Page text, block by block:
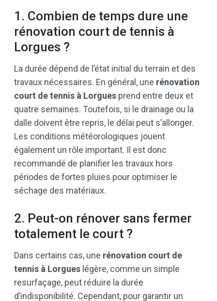
1. Combien de temps dure une
rénovation court de tennis à
Lorgues ?
La durée dépend de l’état initial du terrain et des
travaux nécessaires. En général, une rénovation
court de tennis à Lorgues prend entre deux et
quatre semaines. Toutefois, si le drainage ou la
dalle doivent être repris, le délai peut s’allonger.
Les conditions météorologiques jouent
également un rôle important. Il est donc
recommandé de planifier les travaux hors
périodes de fortes pluies pour optimiser le
séchage des matériaux.
2. Peut-on rénover sans fermer
totalement le court ?
Dans certains cas, une rénovation court de
tennis à Lorgues légère, comme un simple
resurfaçage, peut réduire la durée
d’indisponibilité. Cependant, pour garantir un